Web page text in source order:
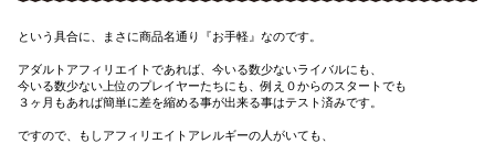
という具合に、まさに商品名通り『お手軽』なのです。
アダルトアフィリエイトであれば、今いる数少ないライバルにも、
今いる数少ない上位のプレイヤーたちにも、例え０からのスタートでも
３ヶ月もあれば簡単に差を縮める事が出来る事はテスト済みです。
ですので、もしアフィリエイトアレルギーの人がいても、